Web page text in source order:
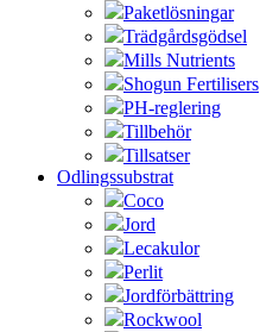
Paketlösningar
Trädgårdsgödsel
Mills Nutrients
Shogun Fertilisers
PH-reglering
Tillbehör
Tillsatser
Odlingssubstrat
Coco
Jord
Lecakulor
Perlit
Jordförbättring
Rockwool